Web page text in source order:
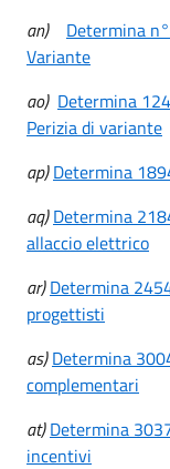
an)
Determina
Variante
ao) Determina
Perizia di variante
ap) Determina
aq)Determina
allaccioelettrico
ar)Determina
progettisti
as)Determina
complementari
at)Determina
incentivi